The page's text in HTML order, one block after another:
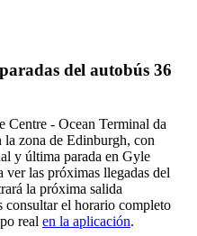
del autobús 36
Centre - Ocean Terminal da
la zona de Edinburgh, con
y última parada en Gyle
ver las próximas llegadas del
la próxima salida
consultar el horario completo
real en la aplicación.